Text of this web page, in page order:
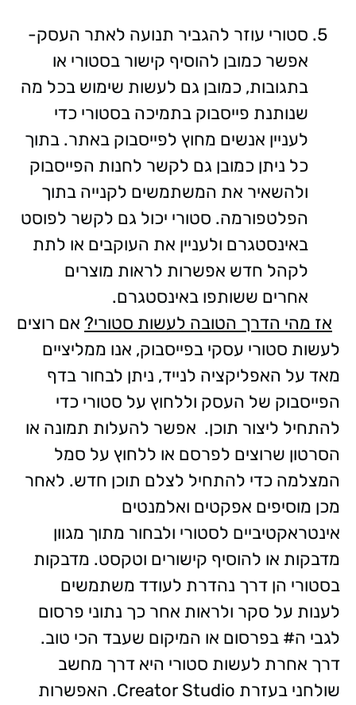
סטורי עוזר להגביר תנועה לאתר העסק-
אפשר כמובן להוסיף קישור בסטורי או
בתגובות, כמובן גם לעשות שימוש בכל מה
שנותנת פייסבוק בתמיכה בסטורי כדי
לעניין אנשים מחוץ לפייסבוק באתר. בתוך
כל ניתן כמובן גם לקשר לחנות הפייסבוק
ולהשאיר את המשתמשים לקנייה בתוך
הפלטפורמה. סטורי יכול גם לקשר לפוסט
באינסטגרם ולעניין את העוקבים או לתת
לקהל חדש אפשרות לראות מוצרים
אחרים ששותפו באינסטגרם.
אז מהי הדרך הטובה לעשות סטורי? אם רוצים
לעשות סטורי עסקי בפייסבוק, אנו ממליציים
מאד על האפליקציה לנייד, ניתן לבחור בדף
הפייסבוק של העסק וללחוץ על סטורי כדי
להתחיל ליצור תוכן. אפשר להעלות תמונה או
הסרטון שרוצים לפרסם או ללחוץ על סמל
המצלמה כדי להתחיל לצלם תוכן חדש. לאחר
מכן מוסיפים אפקטים ואלמנטים
אינטראקטיביים לסטורי ולבחור מתוך מגוון
מדבקות או להוסיף קישורים וטקסט. מדבקות
בסטורי הן דרך נהדרת לעודד משתמשים
לענות על סקר ולראות אחר כך נתוני פרסום
לגבי ה# בפרסום או המיקום שעבד הכי טוב.
דרך אחרת לעשות סטורי היא דרך מחשב
שולחני בעזרת Creator Studio. האפשרות